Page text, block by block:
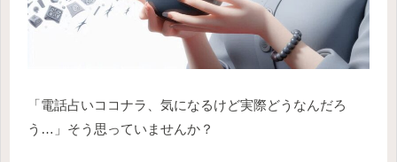
「電話占いココナラ、気になるけど実際どうなんだろ
う…」そう思っていませんか？